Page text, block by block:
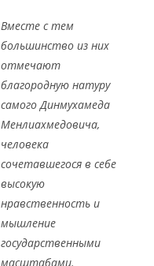
Вместе с тем
большинство из них
отмечают
благородную натуру
самого Динмухамеда
Менлиахмедовича,
человека
сочетавшегося в себе
высокую
нравственность и
мышление
государственными
масштабами.